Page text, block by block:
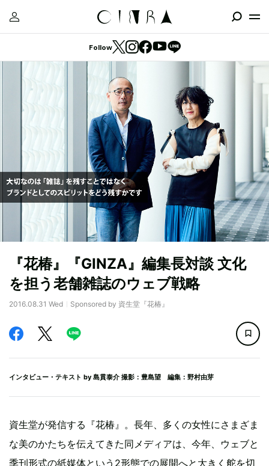
Follow
『花椿』『GINZA』編集長対談 文化
を担う老舗雑誌のウェブ戦略
2016.08.31 Wed Sponsored by 資生堂『花椿』
インタビュー・テキスト by 島貫泰介 撮影：豊島望 編集：野村由芽
資生堂が発信する『花椿』。長年、多くの女性にさまざま
な美のかたちを伝えてきた同メディアは、今年、ウェブと
季刊形式の紙媒体という2形態での展開へと大きく舵を切